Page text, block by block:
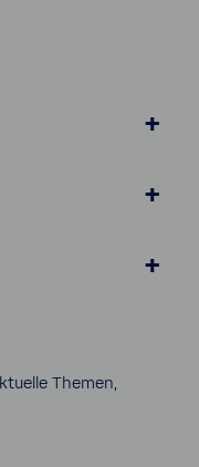
Themen,